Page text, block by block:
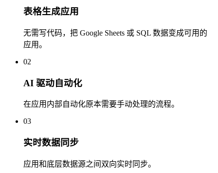
表格生成应用
无需写代码，把 Google Sheets 或 SQL 数据变成可用的
应用。
02
AI 驱动自动化
在应用内部自动化原本需要手动处理的流程。
03
实时数据同步
应用和底层数据源之间双向实时同步。